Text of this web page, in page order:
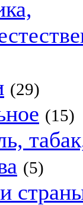
(29)
(15)
(5)